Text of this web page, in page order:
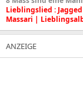
Lieblingslied :
Massari |